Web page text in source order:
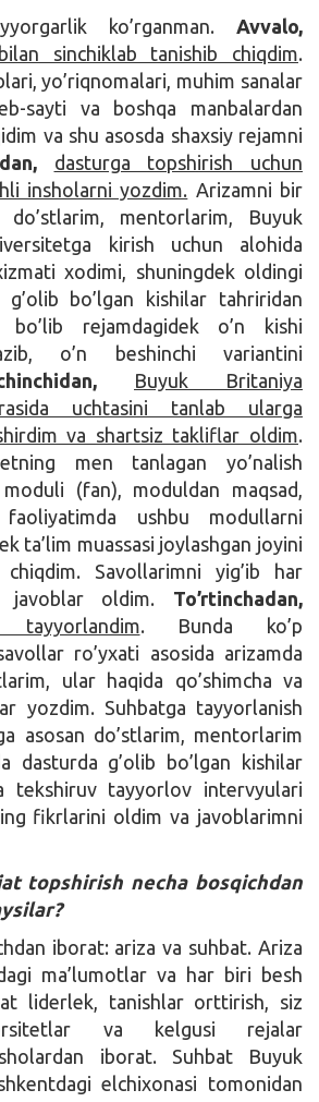
ko’rganman. Avvalo,
sinchiklab tanishib chiqdim.
yo’riqnomalari, muhim sanalar
sayti va boshqa manbalardan
va shu asosda shaxsiy rejamni
dasturga topshirish uchun
insholarni yozdim. Arizamni bir
do’stlarim, mentorlarim, Buyuk
kirish uchun alohida
xodimi, shuningdek oldingi
bo’lgan kishilar tahriridan
bo’lib rejamdagidek o’n kishi
o’n beshinchi variantini
Buyuk Britaniya
uchtasini tanlab ularga
va shartsiz takliflar oldim.
men tanlagan yo’nalish
(fan), moduldan maqsad,
ushbu modullarni
ta’lim muassasi joylashgan joyini
chiqdim. Savollarimni yig’ib har
javoblar oldim. To’rtinchadan,
. Bunda ko’p
ro’yxati asosida arizamda
ular haqida qo’shimcha va
yozdim. Suhbatga tayyorlanish
asosan do’stlarim, mentorlarim
dasturda g’olib bo’lgan kishilar
tekshiruv tayyorlov intervyulari
fikrlarini oldim va javoblarimni
topshirish necha bosqichdan
iborat: ariza va suhbat. Ariza
ma’lumotlar va har biri besh
liderlek, tanishlar orttirish, siz
va kelgusi rejalar
iborat. Suhbat Buyuk
elchixonasi tomonidan